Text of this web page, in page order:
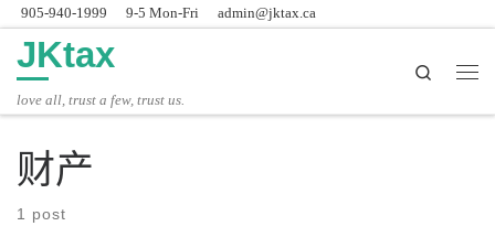
Skip to content
905-940-1999 9-5 Mon-Fri admin@jktax.ca
JKtax
love all, trust a few, trust us.
Search
财产
1 post